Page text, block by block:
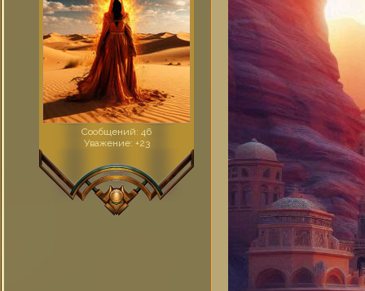
Сообщений: 46
Уважение: +23